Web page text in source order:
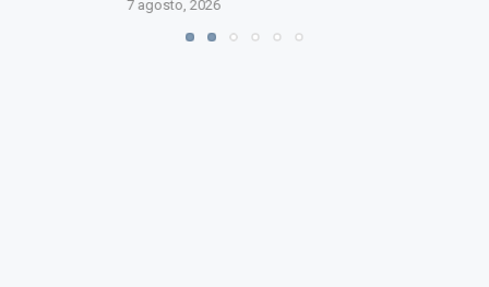
7 agosto, 2026